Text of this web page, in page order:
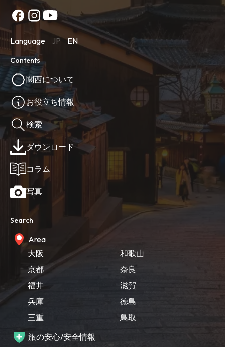
Language JP EN
Contents
関西について
お役立ち情報
検索
ダウンロード
コラム
写真
Search
Area
大阪
京都
福井
兵庫
三重
和歌山
奈良
滋賀
徳島
鳥取
旅の安心/安全情報